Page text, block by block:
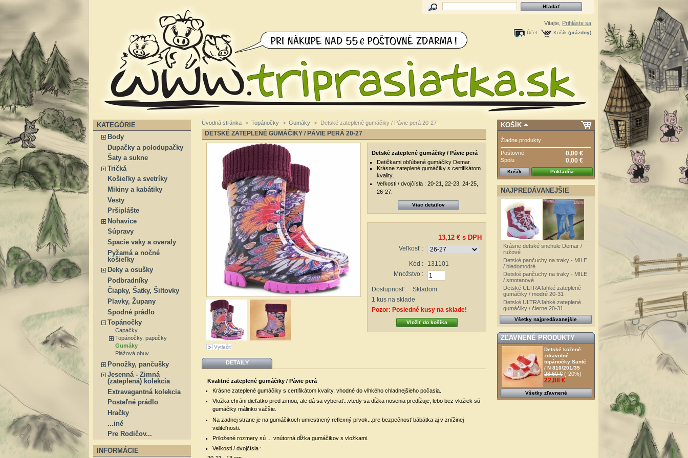
Vitajte, Prihláste sa
Košík (prázdny)
Účet
KATEGÓRIE
Body
Dupačky a polodupačky
Šaty a sukne
Tričká
Košieľky a svetríky
Mikiny a kabátiky
Vesty
Pršiplášte
Nohavice
Súpravy
Spacie vaky a overaly
Pyžamá a nočné
košieľky
Deky a osušky
Podbradníky
Čiapky, Šatky, Šiltovky
Plavky, Župany
Spodné prádlo
Topánočky
Capačky
Topánočky, papučky
Gumáky
Plážová obuv
Ponožky, pančušky
Jesenná - Zimná
(zateplená) kolekcia
Extravagantná kolekcia
Posteľné prádlo
Hračky
...iné
Pre Rodičov...
INFORMÁCIE
Úvodná stránka > Topánočky > Gumáky > Detské zateplené gumáčiky / Pávie perá 20-27
DETSKÉ ZATEPLENÉ GUMÁČIKY / PÁVIE PERÁ 20-27
Vytlačiť
Detské zateplené gumáčiky / Pávie perá
Detičkami obľúbené gumáčiky Demar.
Krásne zateplené gumáčiky s certifikátom
kvality.
Veľkosti / dvojčísla : 20-21, 22-23, 24-25,
26-27.
Viac detailov
13,12 €s DPH
Veľkosť :
Kód :
131101
Množstvo :
Dostupnosť:
Skladom
1 kus na sklade
Pozor: Posledné kusy na sklade!
DETAILY
Kvalitné zateplené gumáčiky / Pávie perá
Krásne zateplené gumáčiky s certifikátom kvality, vhodné do vlhkého chladnejšieho počasia.
Vložka chráni dieťatko pred zimou, ale dá sa vyberať...vtedy sa dĺžka nosenia predĺžuje, lebo bez vložiek sú
gumáčiky málinko väčšie.
Na zadnej strane je na gumáčikoch umiestnený reflexný prvok...pre bezpečnosť bábätka aj v znížinej
viditeľnosti.
Priložené rozmery sú ... vnútorná dĺžka gumáčikov s vložkami.
Veľkosti / dvojčísla :
KOŠÍK
Žiadne produkty
Poštovné 0,00 €
Spolu 0,00 €
Košík Pokladňa
NAJPREDÁVANEJŠIE
Krásne detské snehule Demar /
ružové
Detské pančuchy na traky - MILE
/ bledomodré
Detské pančuchy na traky - MILE
/ smotanové
Detské ULTRA ľahké zateplené
gumáčiky / modré 20-31
Detské ULTRA ľahké zateplené
gumáčiky / čierne 20-31
Všetky najpredávanejšie
ZĽAVNENÉ PRODUKTY
Detské kožené
zdravotné
topánočky Santé
/ N 810/201/35
28,60 € (-20%)
22,88 €
Všetky zľavnené